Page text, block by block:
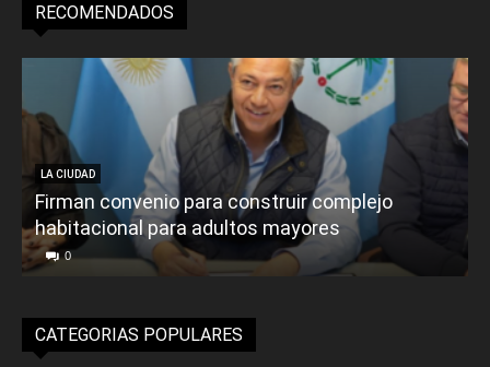
RECOMENDADOS
LA CIUDAD
Firman convenio para construir complejo
habitacional para adultos mayores
0
CATEGORIAS POPULARES